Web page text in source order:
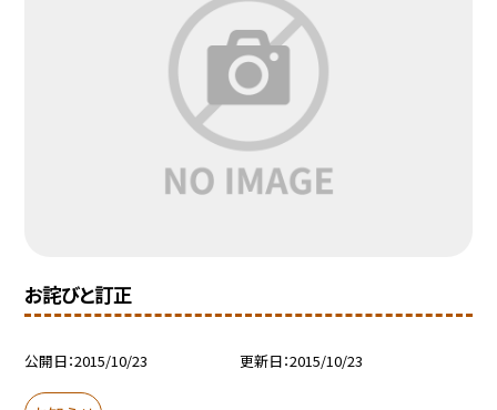
お詫びと訂正
公開日 2015/10/23 更新日 2015/10/23